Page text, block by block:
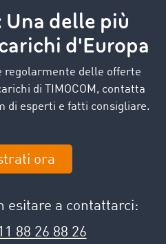
delle più
d'Europa
regolarmente delle offerte
di TIMOCOM, contatta
di esperti e fatti consigliare.
ora
esitare a contattarci:
88 26 88 26